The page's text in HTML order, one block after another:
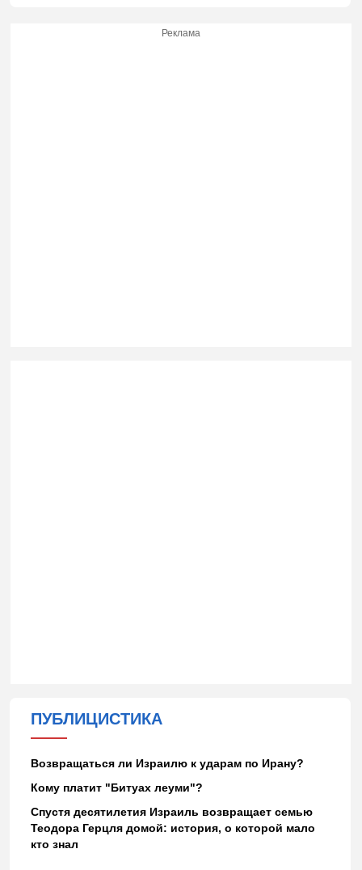
Реклама
ПУБЛИЦИСТИКА
Возвращаться ли Израилю к ударам по Ирану?
Кому платит "Битуах леуми"?
Спустя десятилетия Израиль возвращает семью
Теодора Герцля домой: история, о которой мало
кто знал